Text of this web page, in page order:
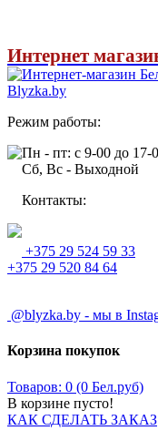
Интернет
Режим работы:
Пн - пт: с 9-00 до 17-
Сб, Вс - Выходной
Контакты:
+375 29 524 59 33
+375 29 520 84 64
@blyzka.by - мы в
Корзина покупок
Товаров: 0 (0 Бел.руб)
В корзине пусто!
КАК СДЕЛАТЬ ЗАКАЗ